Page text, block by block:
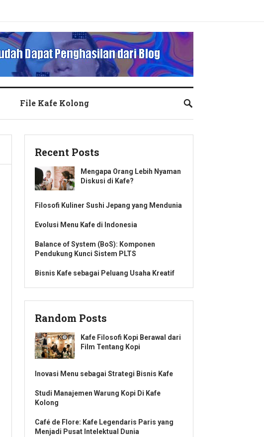
File Kafe Kolong
Recent Posts
Mengapa Orang Lebih Nyaman
Diskusi di Kafe?
Filosofi Kuliner Sushi Jepang yang Mendunia
Evolusi Menu Kafe di Indonesia
Balance of System (BoS): Komponen
Pendukung Kunci Sistem PLTS
Bisnis Kafe sebagai Peluang Usaha Kreatif
Random Posts
Kafe Filosofi Kopi Berawal dari
Film Tentang Kopi
Inovasi Menu sebagai Strategi Bisnis Kafe
Studi Manajemen Warung Kopi Di Kafe
Kolong
Café de Flore: Kafe Legendaris Paris yang
Menjadi Pusat Intelektual Dunia